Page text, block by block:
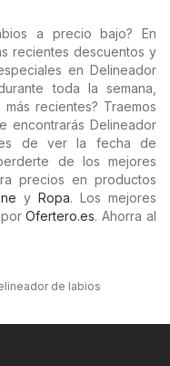
a precio bajo? En
recientes descuentos y
en Delineador
toda la semana,
recientes? Traemos
encontrarás Delineador
de ver la fecha de
de los mejores
precios en productos
y Ropa. Los mejores
porOfertero.es. Ahorra al
de labios